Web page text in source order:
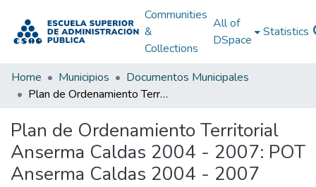
Communities
&
Collections
All of
DSpace
Statistics
Home Municipios
Documentos Municipales
Plan de Ordenamiento Territorial Anserma Caldas 2004 - 2007: POT Anserma Caldas 2004 - 2007
Plan de Ordenamiento Territorial
Anserma Caldas 2004 - 2007: POT
Anserma Caldas 2004 - 2007